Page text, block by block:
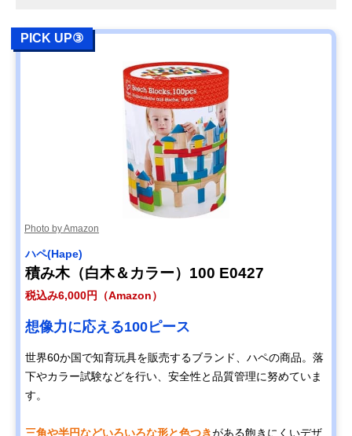
PICK UP③
Photo by Amazon
ハペ(Hape)
積み木（白木＆カラー）100 E0427
税込み6,000円（Amazon）
想像力に応える100ピース
世界60か国で知育玩具を販売するブランド、ハペの商品。落
下やカラー試験などを行い、安全性と品質管理に努めていま
す。
三角や半円などいろいろな形と色つきがある飽きにくいデザ